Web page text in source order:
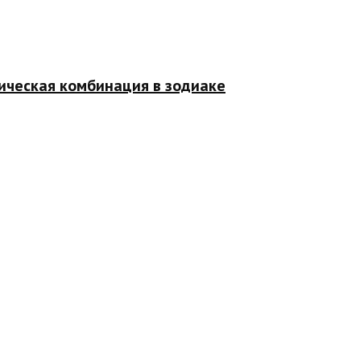
комбинация в зодиаке